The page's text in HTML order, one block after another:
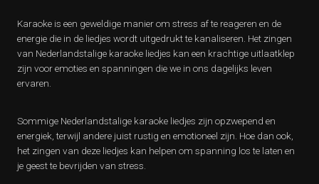
Karaoke is een geweldige manier om stress af te reageren en de
energie die in de liedjes wordt uitgedrukt te kanaliseren. Het zingen
van Nederlandstalige karaoke liedjes kan een krachtige uitlaatklep
zijn voor emoties en spanningen die we in ons dagelijks leven
ervaren.
Sommige Nederlandstalige karaoke liedjes zijn opzwepend en
energiek, terwijl andere juist rustig en emotioneel zijn. Hoe dan ook,
het zingen van deze liedjes kan helpen om spanning los te laten en
je geest te bevrijden van stress.